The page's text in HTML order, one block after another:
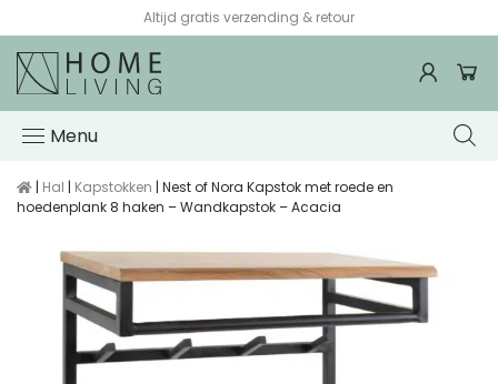
Altijd gratis verzending & retour
Menu
| Hal | Kapstokken | Nest of Nora Kapstok met roede en
hoedenplank 8 haken – Wandkapstok – Acacia